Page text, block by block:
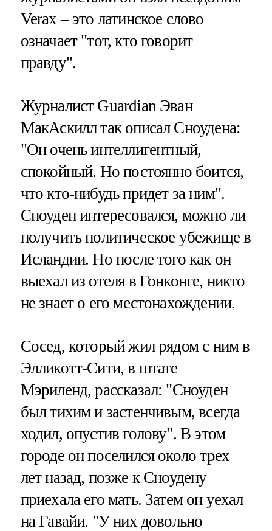
Verax – это латинское слово
означает "тот, кто говорит
правду".
Журналист Guardian Эван
МакАскилл так описал Сноудена:
"Он очень интеллигентный,
спокойный. Но постоянно боится,
что кто-нибудь придет за ним".
Сноуден интересовался, можно ли
получить политическое убежище в
Исландии. Но после того как он
выехал из отеля в Гонконге, никто
не знает о его местонахождении.
Сосед, который жил рядом с ним в
Элликотт-Сити, в штате
Мэриленд, рассказал: "Сноуден
был тихим и застенчивым, всегда
ходил, опустив голову". В этом
городе он поселился около трех
лет назад, позже к Сноудену
приехала его мать. Затем он уехал
на Гавайи. "У них довольно